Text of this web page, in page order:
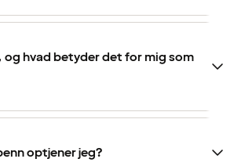
og hvad betyder det for mig som
optjener jeg?